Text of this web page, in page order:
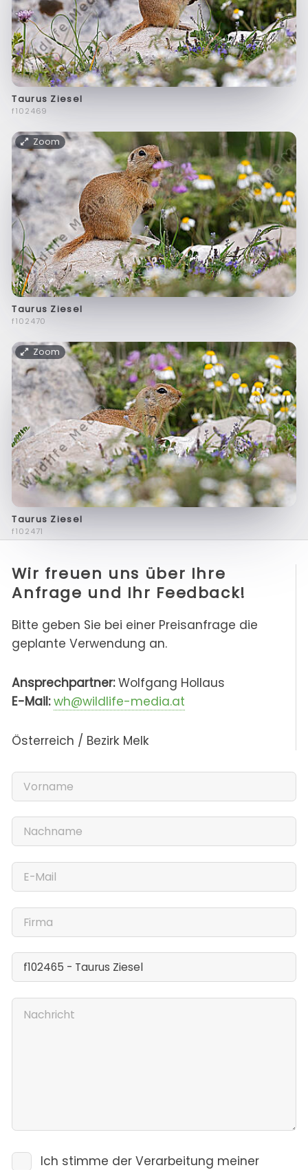
Taurus Ziesel
f102469
Zoom
Taurus Ziesel
f102470
Zoom
Taurus Ziesel
f102471
Wir freuen uns über Ihre
Anfrage und Ihr Feedback!
Bitte geben Sie bei einer Preisanfrage die
geplante Verwendung an.
Ansprechpartner:Wolfgang Hollaus
E-Mail: wh@wildlife-media.at
Österreich / Bezirk Melk
Ich stimme der Verarbeitung meiner